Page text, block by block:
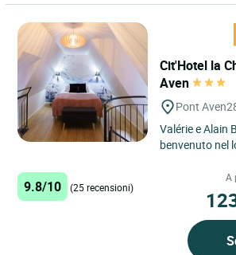
Cit'Hotel la
Aven
Pont Aven
Valérie e Alain
benvenuto nel
della città dei...
9.8/10 (25 recensioni)
A